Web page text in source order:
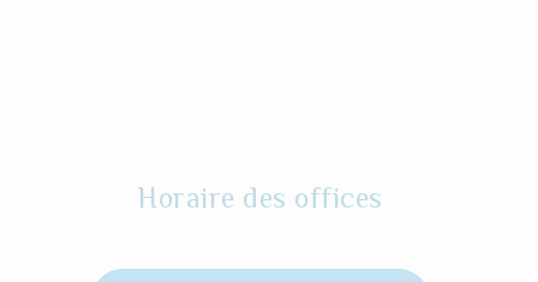
Horaire des offices